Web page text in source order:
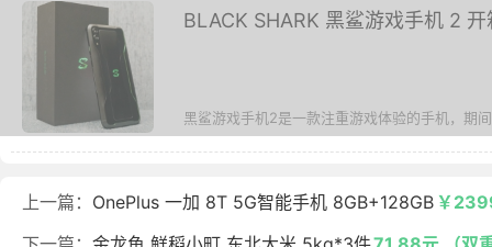
BLACK SHARK 黑鲨游戏手机 2
黑鲨游戏手机2是一款注重游戏体验的手机，期
上一篇： OnePlus 一加 8T 5G智能手机 8GB+128GB ￥